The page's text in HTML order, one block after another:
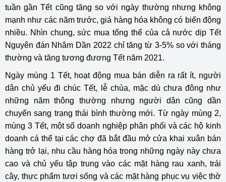
tuần gần Tết cũng tăng so với ngày thường nhưng không
mạnh như các năm trước, giá hàng hóa không có biến động
nhiều. Nhìn chung, sức mua tổng thể của cả nước dịp Tết
Nguyên đán Nhâm Dần 2022 chỉ tăng từ 3-5% so với tháng
thường và tăng tương đương Tết năm 2021.
Ngày mùng 1 Tết, hoạt động mua bán diễn ra rất ít, người
dân chủ yếu đi chúc Tết, lễ chùa, mặc dù chưa đông như
những năm thông thường nhưng người dân cũng dần
chuyển sang trạng thái bình thường mới. Từ ngày mùng 2,
mùng 3 Tết, một số doanh nghiệp phân phối và các hộ kinh
doanh cá thể tại các chợ đã bắt đầu mở cửa khai xuân bán
hàng trở lại, nhu cầu hàng hóa trong những ngày này chưa
cao và chủ yếu tập trung vào các mặt hàng rau xanh, trái
cây, thực phẩm tươi sống và các mặt hàng phục vụ việc thờ